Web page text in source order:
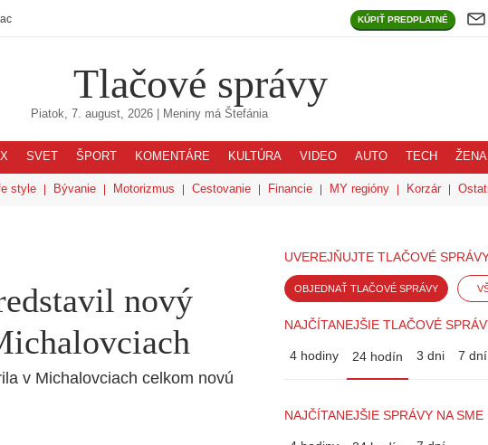
KÚPIŤ PREDPLATNÉ
Tlačové správy
Piatok, 7. august, 2026 | Meniny má Štefánia
SVET ŠPORT KOMENTÁRE KULTÚRA VIDEO AUTO TECH ŽENA
style Bývanie Motorizmus Cestovanie Financie MY regióny Korzár
nový
v Michalovciach celkom novú
UVEREJŇUJTE TLAČOVÉ
OBJEDNAŤ TLAČOVÉ SPRÁVY
NAJČÍTANEJŠIE TLAČOVÉ
4 hodiny 24 hodín 3 dni 7 dní
NAJČÍTANEJŠIE SPRÁVY NA SME